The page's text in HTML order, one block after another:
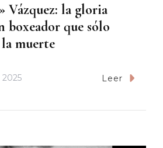
Vázquez: la gloria
boxeador que sólo
muerte
2025 Leer